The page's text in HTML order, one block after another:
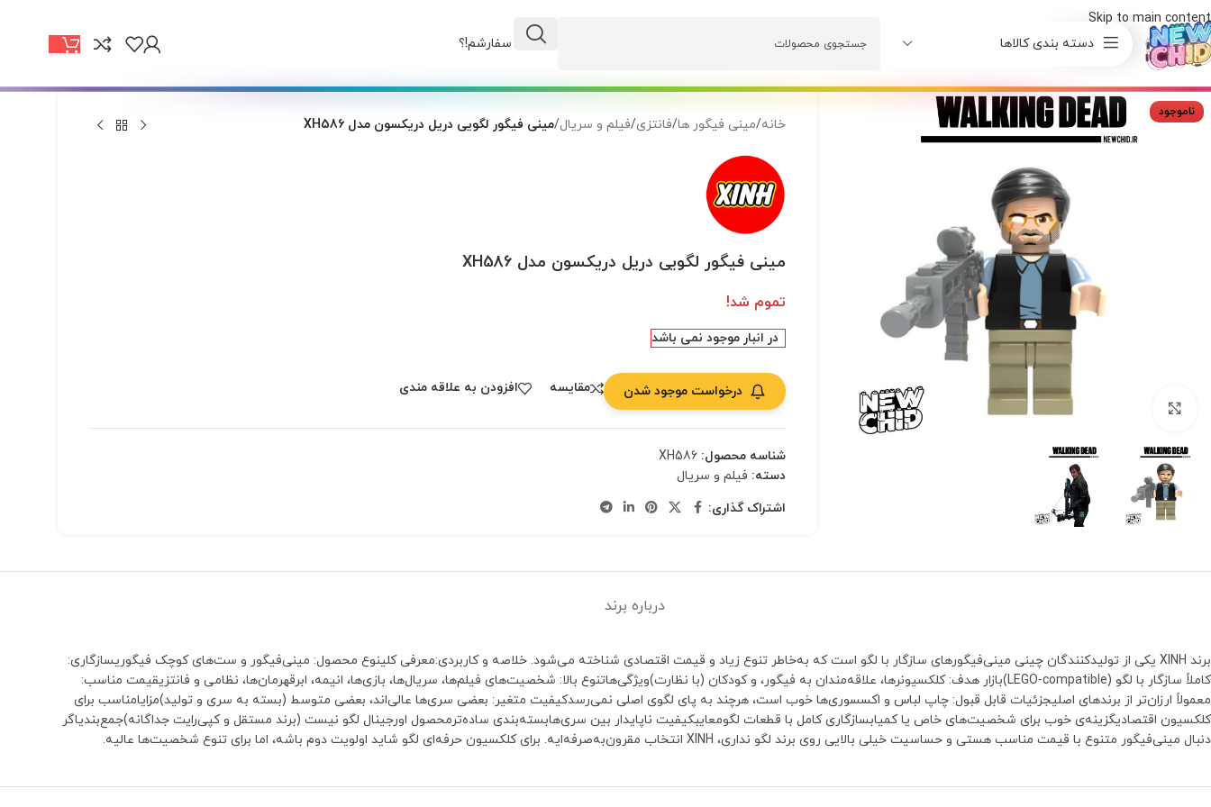
Skip to main content
دسته بندی کالاها
وضعیت سفارشم!؟
ناموجود
خانه/مینی فیگور ها/فانتزی/فیلم و سریال/مینی فیگور لگویی دریل دریکسون مدل XH586
مینی فیگور لگویی دریل دریکسون مدل XH586
تموم شد!
در انبار موجود نمی باشد
درخواست موجود شدن مقایسه افزودن به علاقه مندی
شناسه محصول: XH586
دسته: فیلم و سریال
اشتراک گذاری:
درباره برند
برند XINH یکی از تولیدکنندگان چینی مینی‌فیگورهای سازگار با لگو است که به‌خاطر تنوع زیاد و قیمت اقتصادی شناخته می‌شود. خلاصه و کاربردی:معرفی کلینوع محصول: مینی‌فیگور و ست‌های کوچک فیگوریسازگاری:
کاملاً سازگار با لگو (LEGO-compatible)بازار هدف: کلکسیونرها، علاقه‌مندان به فیگور، و کودکان (با نظارت)ویژگی‌هاتنوع بالا: شخصیت‌های فیلم‌ها، سریال‌ها، بازی‌ها، انیمه، ابرقهرمان‌ها، نظامی و فانتزیقیمت مناسب:
معمولاً ارزان‌تر از برندهای اصلیجزئیات قابل قبول: چاپ لباس و اکسسوری‌ها خوب است، هرچند به پای لگوی اصلی نمی‌رسدکیفیت متغیر: بعضی سری‌ها عالی‌اند، بعضی متوسط (بسته به سری و تولید)مزایامناسب برای
کلکسیون اقتصادیگزینه‌ی خوب برای شخصیت‌های خاص یا کمیابسازگاری کامل با قطعات لگومعایبکیفیت ناپایدار بین سری‌هابسته‌بندی ساده‌ترمحصول اورجینال لگو نیست (برند مستقل و کپی‌رایت جداگانه)جمع‌بندیاگر
دنبال مینی‌فیگور متنوع با قیمت مناسب هستی و حساسیت خیلی بالایی روی برند لگو نداری، XINH انتخاب مقرون‌به‌صرفه‌ایه. برای کلکسیون حرفه‌ای لگو شاید اولویت دوم باشه، اما برای تنوع شخصیت‌ها عالیه.